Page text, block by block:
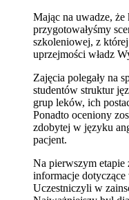
Mając na uwadze, że
przygotowałyśmy
szkoleniowej, z
uprzejmości władz
Zajęcia polegały na
studentów struktur
grup leków, ich
Ponadto oceniony
zdobytej w języku
pacjent.
Na pierwszym etapie
informacje
Uczestniczyli w